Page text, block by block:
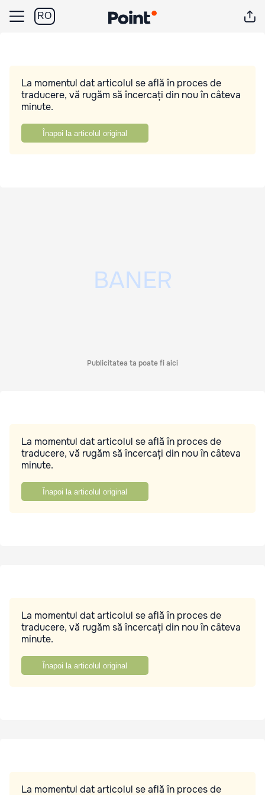
RO
La momentul dat articolul se află în proces de
traducere, vă rugăm să încercați din nou în câteva
minute.
Înapoi la articolul original
Publicitatea ta poate fi aici
La momentul dat articolul se află în proces de
traducere, vă rugăm să încercați din nou în câteva
minute.
Înapoi la articolul original
La momentul dat articolul se află în proces de
traducere, vă rugăm să încercați din nou în câteva
minute.
Înapoi la articolul original
La momentul dat articolul se află în proces de